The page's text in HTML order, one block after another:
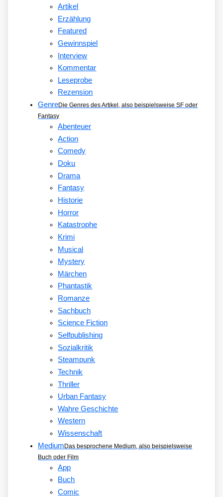
Artikel
Erzählung
Featured
Gewinnspiel
Interview
Kommentar
Leseprobe
Rezension
GenreDie Genres des Artikel, also beispielsweise SF oder
Fantasy
Abenteuer
Action
Comedy
Doku
Drama
Fantasy
Historie
Horror
Katastrophe
Krimi
Musical
Mystery
Märchen
Phantastik
Romanze
Sachbuch
Science Fiction
Selfpublishing
Sozialkritik
Steampunk
Technik
Thriller
Urban Fantasy
Wahre Geschichte
Western
Wissenschaft
MediumDas besprochene Medium, also beispielsweise
Buch oder Film
App
Buch
Comic